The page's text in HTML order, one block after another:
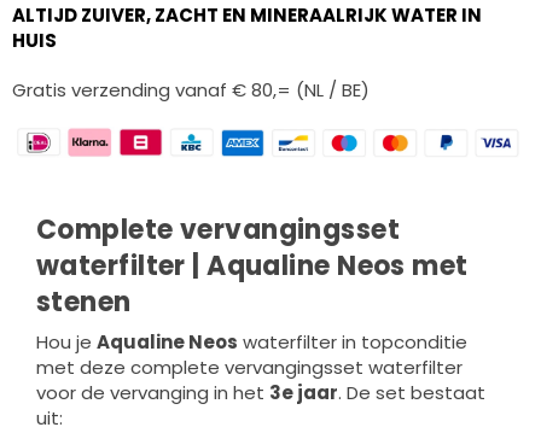
ALTIJD ZUIVER, ZACHT EN MINERAALRIJK WATER IN
HUIS
Gratis verzending vanaf € 80,= (NL / BE)
Complete vervangingsset
waterfilter | Aqualine Neos met
stenen
Hou je Aqualine Neos waterfilter in topconditie
met deze complete vervangingsset waterfilter
voor de vervanging in het 3e jaar. De set bestaat
uit: